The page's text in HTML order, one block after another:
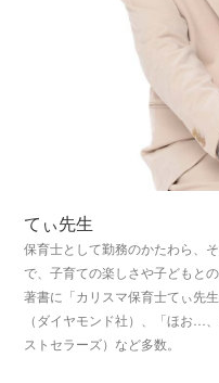
てぃ先生
保育士として勤務のかたわら、
で、子育ての楽しさや子どもと
著書に「カリスマ保育士てぃ先
（ダイヤモンド社）、「ほお…
ストセラーズ）など多数。